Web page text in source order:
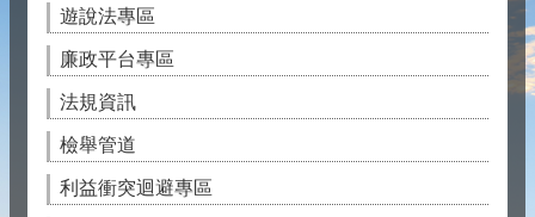
遊說法專區
廉政平台專區
法規資訊
檢舉管道
利益衝突迴避專區